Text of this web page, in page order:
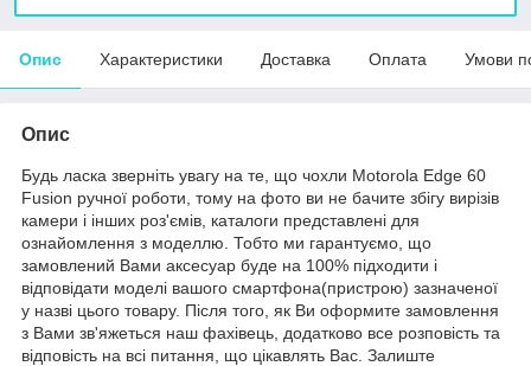
Опис Характеристики Доставка Оплата Умови
Опис
Будь ласка зверніть увагу на те, що чохли Motorola Edge 60
Fusion ручної роботи, тому на фото ви не бачите збігу вирізів
камери і інших роз'ємів, каталоги представлені для
ознайомлення з моделлю. Тобто ми гарантуємо, що
замовлений Вами аксесуар буде на 100% підходити і
відповідати моделі вашого смартфона(пристрою) зазначеної
у назві цього товару. Після того, як Ви оформите замовлення
з Вами зв'яжеться наш фахівець, додатково все розповість та
відповість на всі питання, що цікавлять Вас. Залиште